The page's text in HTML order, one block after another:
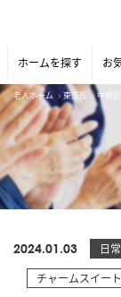
ホームを探す お
老人ホーム 東京都 中野区
2024.01.03
日
チャームスイー